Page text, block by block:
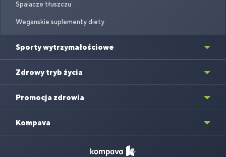
Spalacze tłuszczu
Weganskie suplementy diety
Sporty wytrzymałościowe
Zdrowy tryb życia
Promocja zdrowia
Kompava